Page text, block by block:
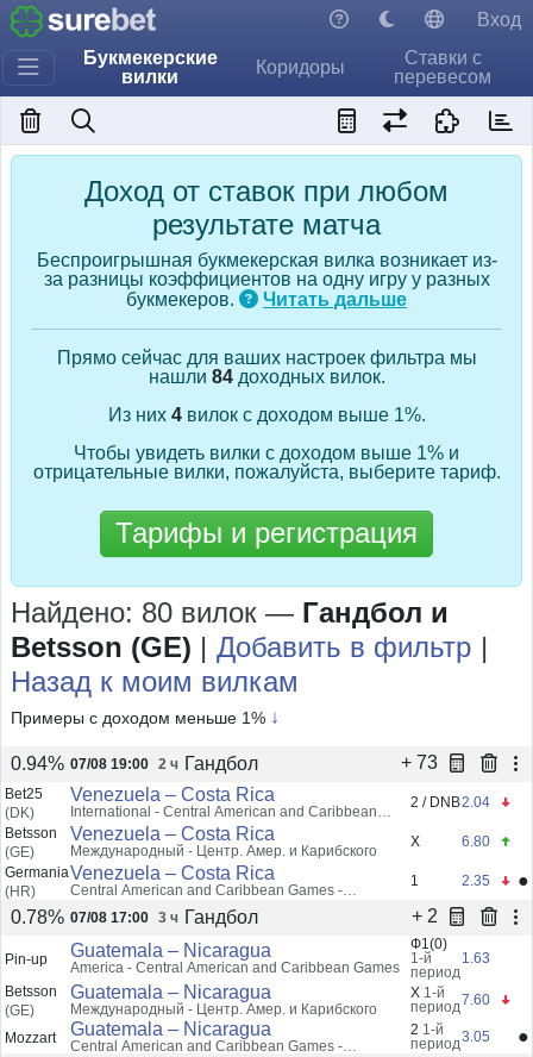
Букмекерские
вилки
Коридоры
Ставки с
перевесом
Вход
Доход от ставок при любом
результате матча
Беспроигрышная букмекерская вилка возникает из-
за разницы коэффициентов на одну игру у разных
букмекеров.
Читать дальше
Прямо сейчас для ваших настроек фильтра мы
нашли 84доходных вилок.
Из них 4вилок с доходом выше 1%.
Чтобы увидеть вилки с доходом выше 1% и
отрицательные вилки, пожалуйста, выберите тариф.
Тарифы и регистрация
Найдено: 80 вилок — Гандбол и
Betsson (GE) | Добавить в фильтр |
Назад к моим вилкам
Примеры с доходом меньше 1% ↓
0.94% 07/08 19:00 2 ч Гандбол + 73
Bet25
(DK)
Venezuela – Costa Rica
International - Central American and Caribbean
Games, Placement Ma
2 / DNB2.04
Betsson
(GE)
Venezuela – Costa Rica
Международный - Центр. Амер. и Карибского
X
6.80
Germania
(HR)
Venezuela – Costa Rica
Central American and Caribbean Games -
1 2.35
●
0.78% 07/08 17:00 3 ч Гандбол + 2
Pin-up Guatemala – Nicaragua
America - Central American and Caribbean Games
Ф1(0)
1-й
период
1.63
Betsson
(GE)
Guatemala – Nicaragua
Международный - Центр. Амер. и Карибского
X 1-й
период7.60
Mozzart Guatemala – Nicaragua
Central American and Caribbean Games -
2 1-й
период3.05
●